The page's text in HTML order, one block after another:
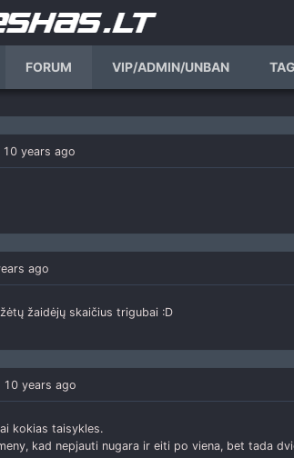
FORUM VIP/ADMIN/UNBAN
serveris/weRamus- Knife serveriui
tam tikras taisykles, kad butu idomumas zaist,
taisykles kurias visi turetu laikytis.
10 years ago
ago
žaidėjų skaičius trigubai :D
10 years ago
kokias taisykles.
kad nepjauti nugara ir eiti po viena, bet tada